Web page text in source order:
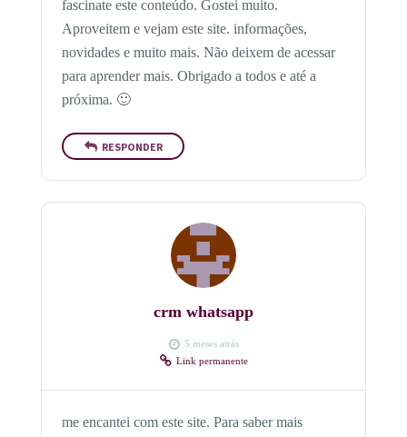
fascinate este conteúdo. Gostei muito.
Aproveitem e vejam este site. informações,
novidades e muito mais. Não deixem de acessar
para aprender mais. Obrigado a todos e até a
próxima. 🙂
RESPONDER
crm whatsapp
5 meses atrás
Link permanente
me encantei com este site. Para saber mais